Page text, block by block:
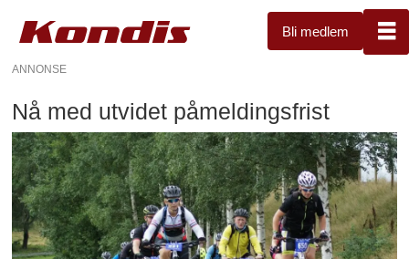
Bli medlem
ANNONSE
Nå med utvidet påmeldingsfrist